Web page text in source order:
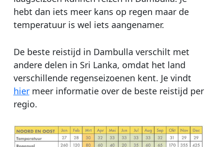
hebt dan iets meer kans op regen maar de
temperatuur is wel iets aangenamer.
De beste reistijd in Dambulla verschilt met
andere delen in Sri Lanka, omdat het land
verschillende regenseizoenen kent. Je vindt
hiermeer informatie over de beste reistijd per
regio.